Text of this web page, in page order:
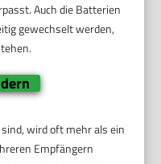
Auch die Batterien
gewechselt werden,
wird oft mehr als ein
Empfängern